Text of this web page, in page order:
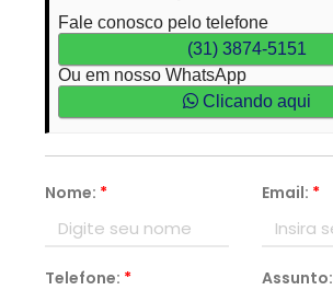
Fale conosco pelo telefone
(31) 3874-5151
Ou em nosso WhatsApp
Clicando aqui
Nome: * Email: *
Telefone: * Assunto: